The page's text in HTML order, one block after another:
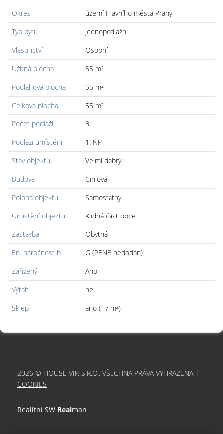
Okres
území Hlavního města Prahy
Typ bytu
jednopodlažní
Vlastnictví
Osobní
Užitná plocha
55 m²
Podlahová plocha
55 m²
Celková plocha
55 m²
Počet podlaží
3
Podlaží umístění
1. NP
Stav objektu
Velmi dobrý
Budova
Cihlová
Poloha objektu
Samostatný
Umístění objektu
Klidná část obce
Zástavba
Obytná
En. náročnost b.
G (PENB nedodán)
Zařízený
Ano
Výtah
ne
Sklep
ano (17 m²)
2026 © HOUSE VIP, S.R.O., VŠECHNA PRÁVA VYHRAZENA |
COOKIES
Realitní SW Realman